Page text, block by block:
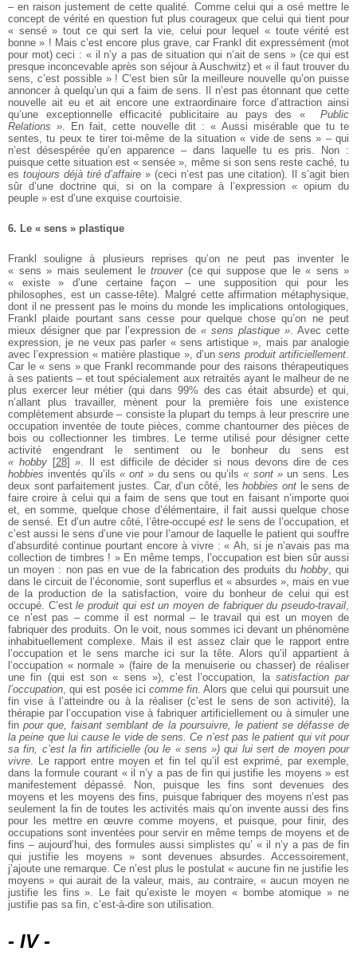
– en raison justement de cette qualité. Comme celui qui a osé mettre le
concept de vérité en question fut plus courageux que celui qui tient pour
« sensé » tout ce qui sert la vie, celui pour lequel « toute vérité est
bonne » ! Mais c’est encore plus grave, car Frankl dit expressément (mot
pour mot) ceci : « il n’y a pas de situation qui n’ait de sens » (ce qui est
presque inconcevable après son séjour à Auschwitz) et « il faut trouver du
sens, c’est possible » ! C’est bien sûr la meilleure nouvelle qu’on puisse
annoncer à quelqu’un qui a faim de sens. Il n’est pas étonnant que cette
nouvelle ait eu et ait encore une extraordinaire force d’attraction ainsi
qu’une exceptionnelle efficacité publicitaire au pays des «
Public
Relations ». En fait, cette nouvelle dit : « Aussi misérable que tu te
sentes, tu peux te tirer toi-même de la situation « vide de sens » – qui
n’est désespérée qu’en apparence – dans laquelle tu es pris. Non :
puisque cette situation est « sensée », même si son sens reste caché, tu
es toujours déjà tiré d’affaire » (ceci n’est pas une citation). Il s’agit bien
sûr d’une doctrine qui, si on la compare à l’expression « opium du
peuple » est d’une exquise courtoisie.
6. Le « sens » plastique
Frankl souligne à plusieurs reprises qu’on ne peut pas inventer le
« sens » mais seulement le trouver(ce qui suppose que le « sens »
« existe » d’une certaine façon – une supposition qui pour les
philosophes, est un casse-tête). Malgré cette affirmation métaphysique,
dont il ne pressent pas le moins du monde les implications ontologiques,
Frankl plaide pourtant sans cesse pour quelque chose qu’on ne peut
mieux désigner que par l’expression de « sens plastique ». Avec cette
expression, je ne veux pas parler « sens artistique », mais par analogie
avec l’expression « matière plastique », d’unsens produit artificiellement.
Car le « sens » que Frankl recommande pour des raisons thérapeutiques
à ses patients – et tout spécialement aux retraités ayant le malheur de ne
plus exercer leur métier (qui dans 99% des cas était absurde) et qui,
n’allant plus travailler, mènent pour la première fois une existence
complètement absurde – consiste la plupart du temps à leur prescrire une
occupation inventée de toute pièces, comme chantourner des pièces de
bois ou collectionner les timbres. Le terme utilisé pour désigner cette
activité engendrant le sentiment ou le bonheur du sens est
« hobby[28] ». Il est difficile de décider si nous devons dire de ces
hobbies inventés qu’ils « ont »du sens ou qu’ils« sont » un sens. Les
deux sont parfaitement justes. Car, d’un côté, leshobbies ont le sens de
faire croire à celui qui a faim de sens que tout en faisant n’importe quoi
et, en somme, quelque chose d’élémentaire, il fait aussi quelque chose
de sensé. Et d’un autre côté, l’être-occupéest le sens de l’occupation, et
c’est aussi le sens d’une vie pour l’amour de laquelle le patient qui souffre
d’absurdité continue pourtant encore à vivre : « Ah, si je n’avais pas ma
collection de timbres ! » En même temps, l’occupation est bien sûr aussi
un moyen : non pas en vue de la fabrication des produits du hobby, qui
dans le circuit de l’économie, sont superflus et « absurdes », mais en vue
de la production de la satisfaction, voire du bonheur de celui qui est
occupé. C’estle produit qui est un moyen de fabriquer du pseudo-travail,
ce n’est pas – comme il est normal – le travail qui est un moyen de
fabriquer des produits. On le voit, nous sommes ici devant un phénomène
inhabituellement complexe. Mais il est assez clair que le rapport entre
l’occupation et le sens marche ici sur la tête. Alors qu’il appartient à
l’occupation « normale » (faire de la menuiserie ou chasser) de réaliser
une fin (qui est son « sens »), c’est l’occupation, la satisfaction par
l’occupation, qui est posée ici comme fin. Alors que celui qui poursuit une
fin vise à l’atteindre ou à la réaliser (c’est le sens de son activité), la
thérapie par l’occupation vise à fabriquer artificiellement ou à simuler une
finpour que, faisant semblant de la poursuivre, le patient se défasse de
la peine que lui cause le vide de sens. Ce n’est pas le patient qui vit pour
sa fin, c’est la fin artificielle (ou le « sens ») qui lui sert de moyen pour
vivre. Le rapport entre moyen et fin tel qu’il est exprimé, par exemple,
dans la formule courant « il n’y a pas de fin qui justifie les moyens » est
manifestement dépassé. Non, puisque les fins sont devenues des
moyens et les moyens des fins, puisque fabriquer des moyens n’est pas
seulement la fin de toutes les activités mais qu’on invente aussi des fins
pour les mettre en œuvre comme moyens, et puisque, pour finir, des
occupations sont inventées pour servir en même temps de moyens et de
fins – aujourd’hui, des formules aussi simplistes qu’ « il n’y a pas de fin
qui justifie les moyens » sont devenues absurdes. Accessoirement,
j’ajoute une remarque. Ce n’est plus le postulat « aucune fin ne justifie les
moyens » qui aurait de la valeur, mais, au contraire, « aucun moyen ne
justifie les fins ». Le fait qu’existe le moyen « bombe atomique » ne
justifie pas sa fin, c’est-à-dire son utilisation.
- IV -